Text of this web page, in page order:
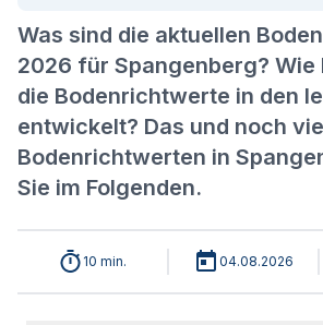
Was sind die aktuellen
2026 für Spangenberg? Wie
die Bodenrichtwerte in den
entwickelt? Das und noch
Bodenrichtwerten in
Sie im Folgenden.
10 min. 04.08.2026